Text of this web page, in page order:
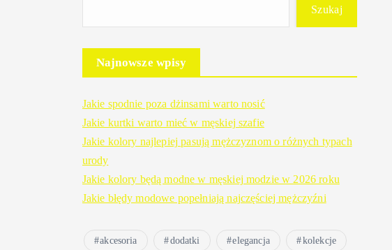
Szukaj
Najnowsze wpisy
Jakie spodnie poza dżinsami warto nosić
Jakie kurtki warto mieć w męskiej szafie
Jakie kolory najlepiej pasują mężczyznom o różnych typach
urody
Jakie kolory będą modne w męskiej modzie w 2026 roku
Jakie błędy modowe popełniają najczęściej mężczyźni
akcesoria dodatki elegancja kolekcje